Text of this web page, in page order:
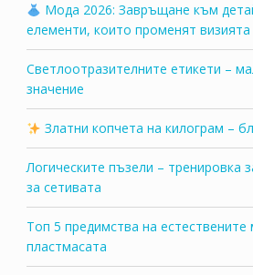
Мода 2026: Завръщане към
елементи, които променят визията
Светлоотразителните етикети –
значение
Златни копчета на килограм –
Логическите пъзели – тренировка
за сетивата
Топ 5 предимства на естествените
пластмасата